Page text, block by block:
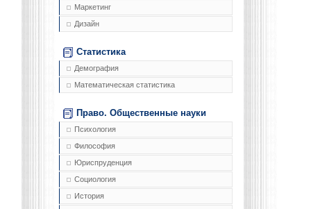
Маркетинг
Дизайн
Статистика
Демография
Математическая статистика
Право. Общественные науки
Психология
Философия
Юриспруденция
Социология
История